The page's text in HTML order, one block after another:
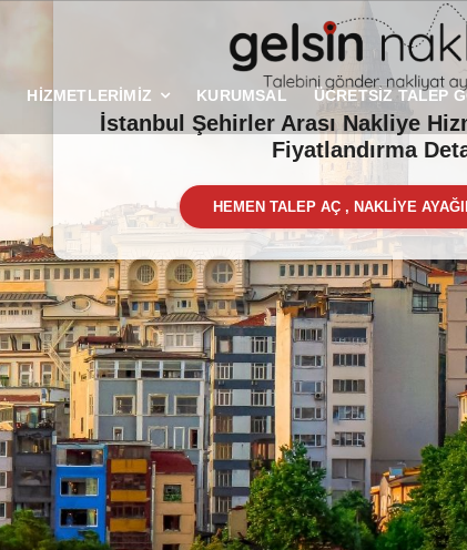
HİZMETLERİMİZ KURUMSAL ÜCRETSİZ TALEP
İstanbul Şehirler Arası Nakliye
Fiyatlandırma
HEMEN TALEP AÇ , NAKLİYE